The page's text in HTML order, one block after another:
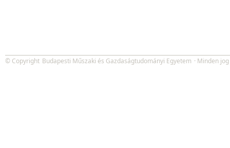
© Copyright Budapesti Műszaki és Gazdaságtudományi Egyetem · Minden